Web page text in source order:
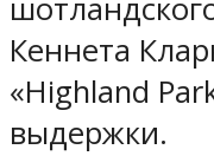
Кеннета
«Highland
выдержки.